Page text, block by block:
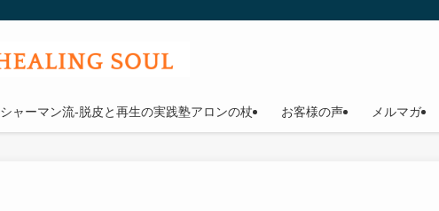
シャーマン流-脱皮と再生の実践塾アロンの杖 お客様の声 メルマガ